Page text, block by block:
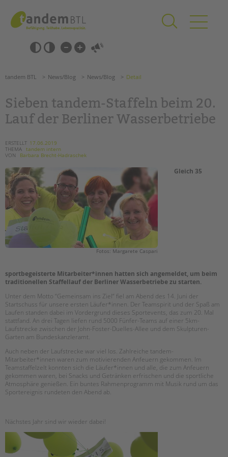
springen
Barrierefrei-
Einstellungen
überspringen
überspringen
SCHULE & GANZTAG
Oberschulen
Förderzentren
EFöB
Schulbezogene Sozialarbeit
Tagesgruppen
HILFEN ZUR ERZIEHUNG
EINGLIEDERUNGSHILFE
TANDEM BTL AKADEMIE
Zertfikatskurse
Seminarkalender
Seminarräume
STADTTEILARBEIT
PROFIL | LEITBILD
Bereiche im Überblick
Unsere Videos
Gesellschafter VdK
schoolcoach BTL
Suchen
tandem BTL News/Blog News/Blog Detail
Sieben tandem-Staffeln beim 20.
Lauf der Berliner Wasserbetriebe
ERSTELLT 17.06.2019
THEMA tandem intern
VON
Barbara Brecht-Hadraschek
Fotos: Margarete Caspari
Gleich 35
sportbegeisterte Mitarbeiter*innen hatten sich angemeldet, um beim
traditionellen Staffellauf der Berliner Wasserbetriebe zu starten.
Unter dem Motto “Gemeinsam ins Ziel“ fiel am Abend des 14. Juni der
Startschuss für unsere ersten Läufer*innen. Der Teamspirit und der Spaß am
Laufen standen dabei im Vordergrund dieses Sportevents, das zum 20. Mal
stattfand. An drei Tagen liefen rund 5000 Fünfer-Teams auf einer 5km-
Laufstrecke zwischen der John-Foster-Duelles-Allee und dem Skulpturen-
Garten am Bundeskanzleramt.
Auch neben der Laufstrecke war viel los. Zahlreiche tandem-
Mitarbeiter*innen waren zum motivierenden Anfeuern gekommen. Im
Teamstaffelzelt konnten sich die Läufer*innen und alle, die zum Anfeuern
gekommen waren, bei Snacks und Getränken erfrischen und die sportliche
Atmosphäre genießen. Ein buntes Rahmenprogramm mit Musik rund um das
Sportereignis rundeten den Abend ab.
Nächstes Jahr sind wir wieder dabei!